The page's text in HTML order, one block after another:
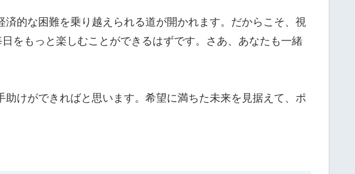
的な困難を乗り越えられる道が開かれます。だからこそ、視
をもっと楽しむことができるはずです。さあ、あなたも一緒
けができればと思います。希望に満ちた未来を見据えて、ポ